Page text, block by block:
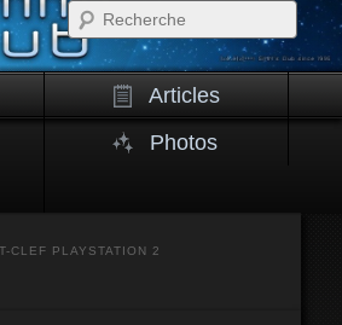
Articles
Photos
CLEF PLAYSTATION 2